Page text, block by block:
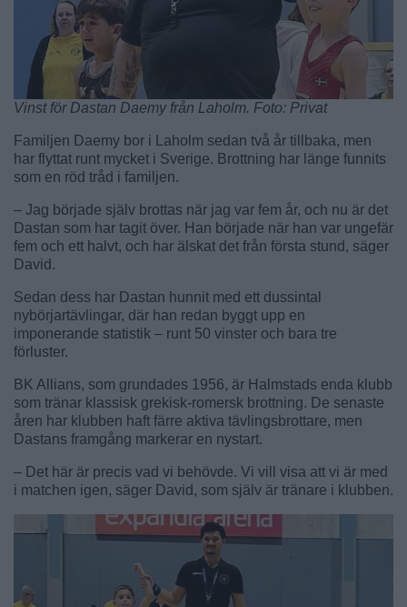
Vinst för Dastan Daemy från Laholm. Foto: Privat
Familjen Daemy bor i Laholm sedan två år tillbaka, men
har flyttat runt mycket i Sverige. Brottning har länge funnits
som en röd tråd i familjen.
– Jag började själv brottas när jag var fem år, och nu är det
Dastan som har tagit över. Han började när han var ungefär
fem och ett halvt, och har älskat det från första stund, säger
David.
Sedan dess har Dastan hunnit med ett dussintal
nybörjartävlingar, där han redan byggt upp en
imponerande statistik – runt 50 vinster och bara tre
förluster.
BK Allians, som grundades 1956, är Halmstads enda klubb
som tränar klassisk grekisk-romersk brottning. De senaste
åren har klubben haft färre aktiva tävlingsbrottare, men
Dastans framgång markerar en nystart.
– Det här är precis vad vi behövde. Vi vill visa att vi är med
i matchen igen, säger David, som själv är tränare i klubben.